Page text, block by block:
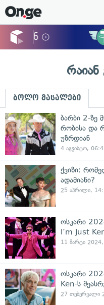
ბოლო მასალები
ბარბი 2-ზე
რობისა და
უზრდიან
4 აგვისტო,
ქვიზი:
ადამიანი?
25 აპრილი,
ოსკარი
I’m Just
11 მარტი
ოსკარი
Ken-ს
27 თებერვალი